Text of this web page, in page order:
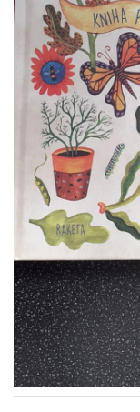
VZDĚLÁVACÍ BLOK
VZDĚLÁVACÍ BLOK
VZDĚLÁVACÍ BLOK
VZDĚLÁVACÍ BLOK
VZDĚLÁVACÍ BLOK
VÝTVARNÉ
VÝTVARNÉ